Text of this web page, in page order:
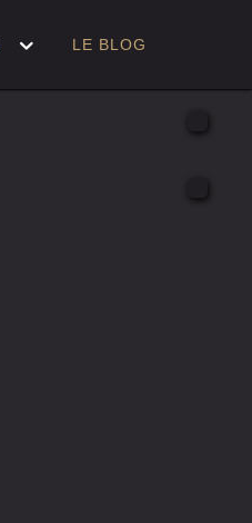
LE BLOG